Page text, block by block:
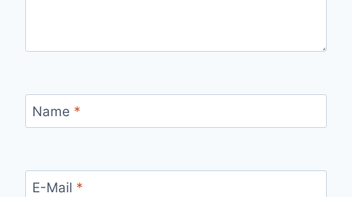
Name *
E-Mail *